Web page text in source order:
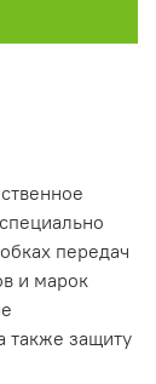
передач
и марок
также защиту